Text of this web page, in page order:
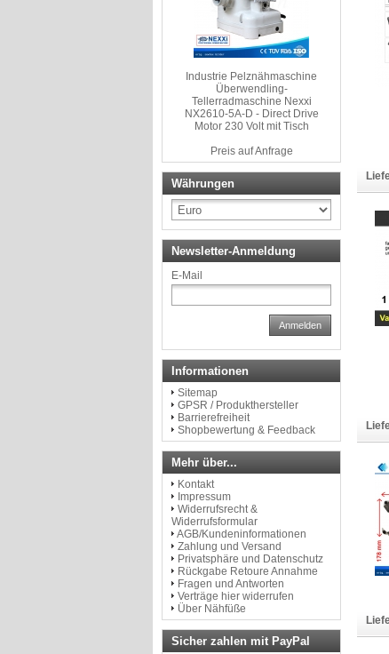
Industrie Pelznähmaschine
Überwendling-
Tellerradmaschine Nexxi
NX2610-5A-D - Direct Drive
Motor 230 Volt mit Tisch
Preis auf Anfrage
Währungen
Newsletter-Anmeldung
E-Mail
Anmelden
Informationen
Sitemap
GPSR / Produkthersteller
Barrierefreiheit
Shopbewertung & Feedback
Mehr über...
Kontakt
Impressum
Widerrufsrecht &
Widerrufsformular
AGB/Kundeninformationen
Zahlung und Versand
Privatsphäre und Datenschutz
Rückgabe Retoure Annahme
Fragen und Antworten
Verträge hier widerrufen
Über Nähfüße
Sicher zahlen mit PayPal